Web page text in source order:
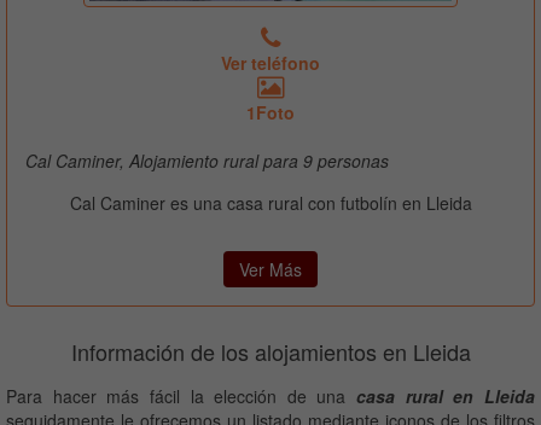
Ver teléfono
1Foto
Cal Caminer, Alojamiento rural para 9 personas
Cal Caminer es una casa rural con futbolín en Lleida
Ver Más
Información de los alojamientos en Lleida
Para hacer más fácil la elección de unacasa rural en Lleida